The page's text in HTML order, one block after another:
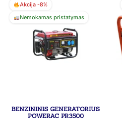
Akcija -8%
Nemokamas pristatymas
BENZININIS GENERATORIUS
POWERAC PR3500